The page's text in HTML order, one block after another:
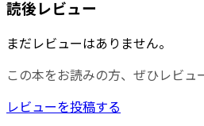
読後レビュー
まだレビューはありません。
この本をお読みの方、ぜひレビュ
レビューを投稿する